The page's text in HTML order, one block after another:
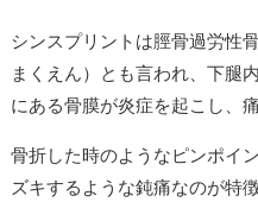
シンスプリントは脛骨過労性
まくえん）とも言われ、下腿
にある骨膜が炎症を起こし、
骨折した時のようなピンポイ
ズキするような鈍痛なのが特徴